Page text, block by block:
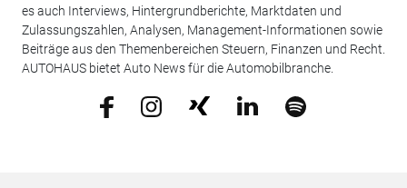
es auch Interviews, Hintergrundberichte, Marktdaten und
Zulassungszahlen, Analysen, Management-Informationen sowie
Beiträge aus den Themenbereichen Steuern, Finanzen und Recht.
AUTOHAUS bietet Auto News für die Automobilbranche.